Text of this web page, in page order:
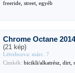
freeride, street, egyéb
Chrome Octane
(21 kép)
Létrehozva: márc. 7
Cimkék: bicikli/alkatrész, dirt,